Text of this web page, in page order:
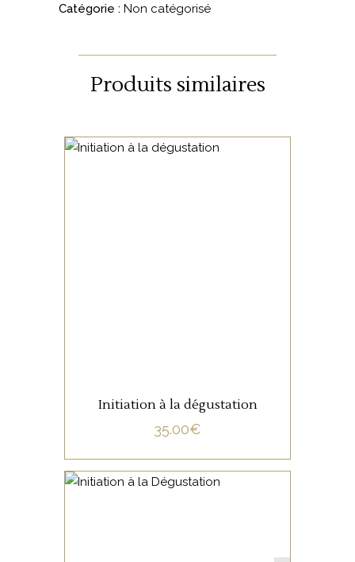
Catégorie : Non catégorisé
Produits similaires
Initiation à la dégustation
35.00€